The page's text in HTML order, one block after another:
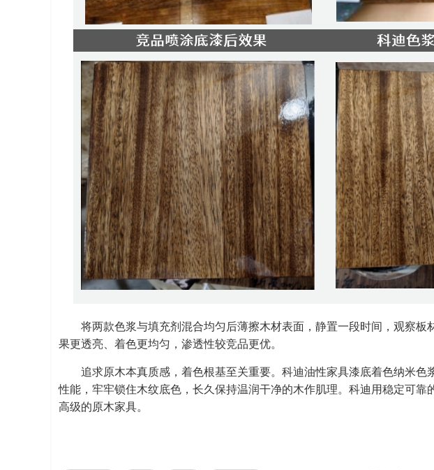
将两款色浆与填充剂混合均匀后薄擦木材表面，静置一段时间，观察板
果更透亮、着色更均匀，渗透性较竞品更优。
追求原木本真质感，着色根基至关重要。科迪油性家具漆底着色纳米色
性能，牢牢锁住木纹底色，长久保持温润干净的木作肌理。 科迪用稳定可靠
高级的原木家具。